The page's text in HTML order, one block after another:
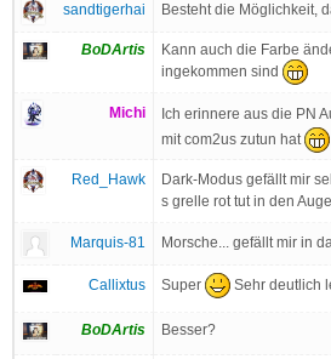
sandtigerhai Besteht die Möglichkeit,
BoDArtis
Kann auch die Farbe
ingekommen sind
Michi Ich erinnere aus die PN
mit com2us zutun hat
Red_Hawk
Dark-Modus gefällt mir
s grelle rot tut in den
Marquis-81 Morsche... gefällt mir in
Callixtus Super Sehr deutlich
BoDArtis Besser?